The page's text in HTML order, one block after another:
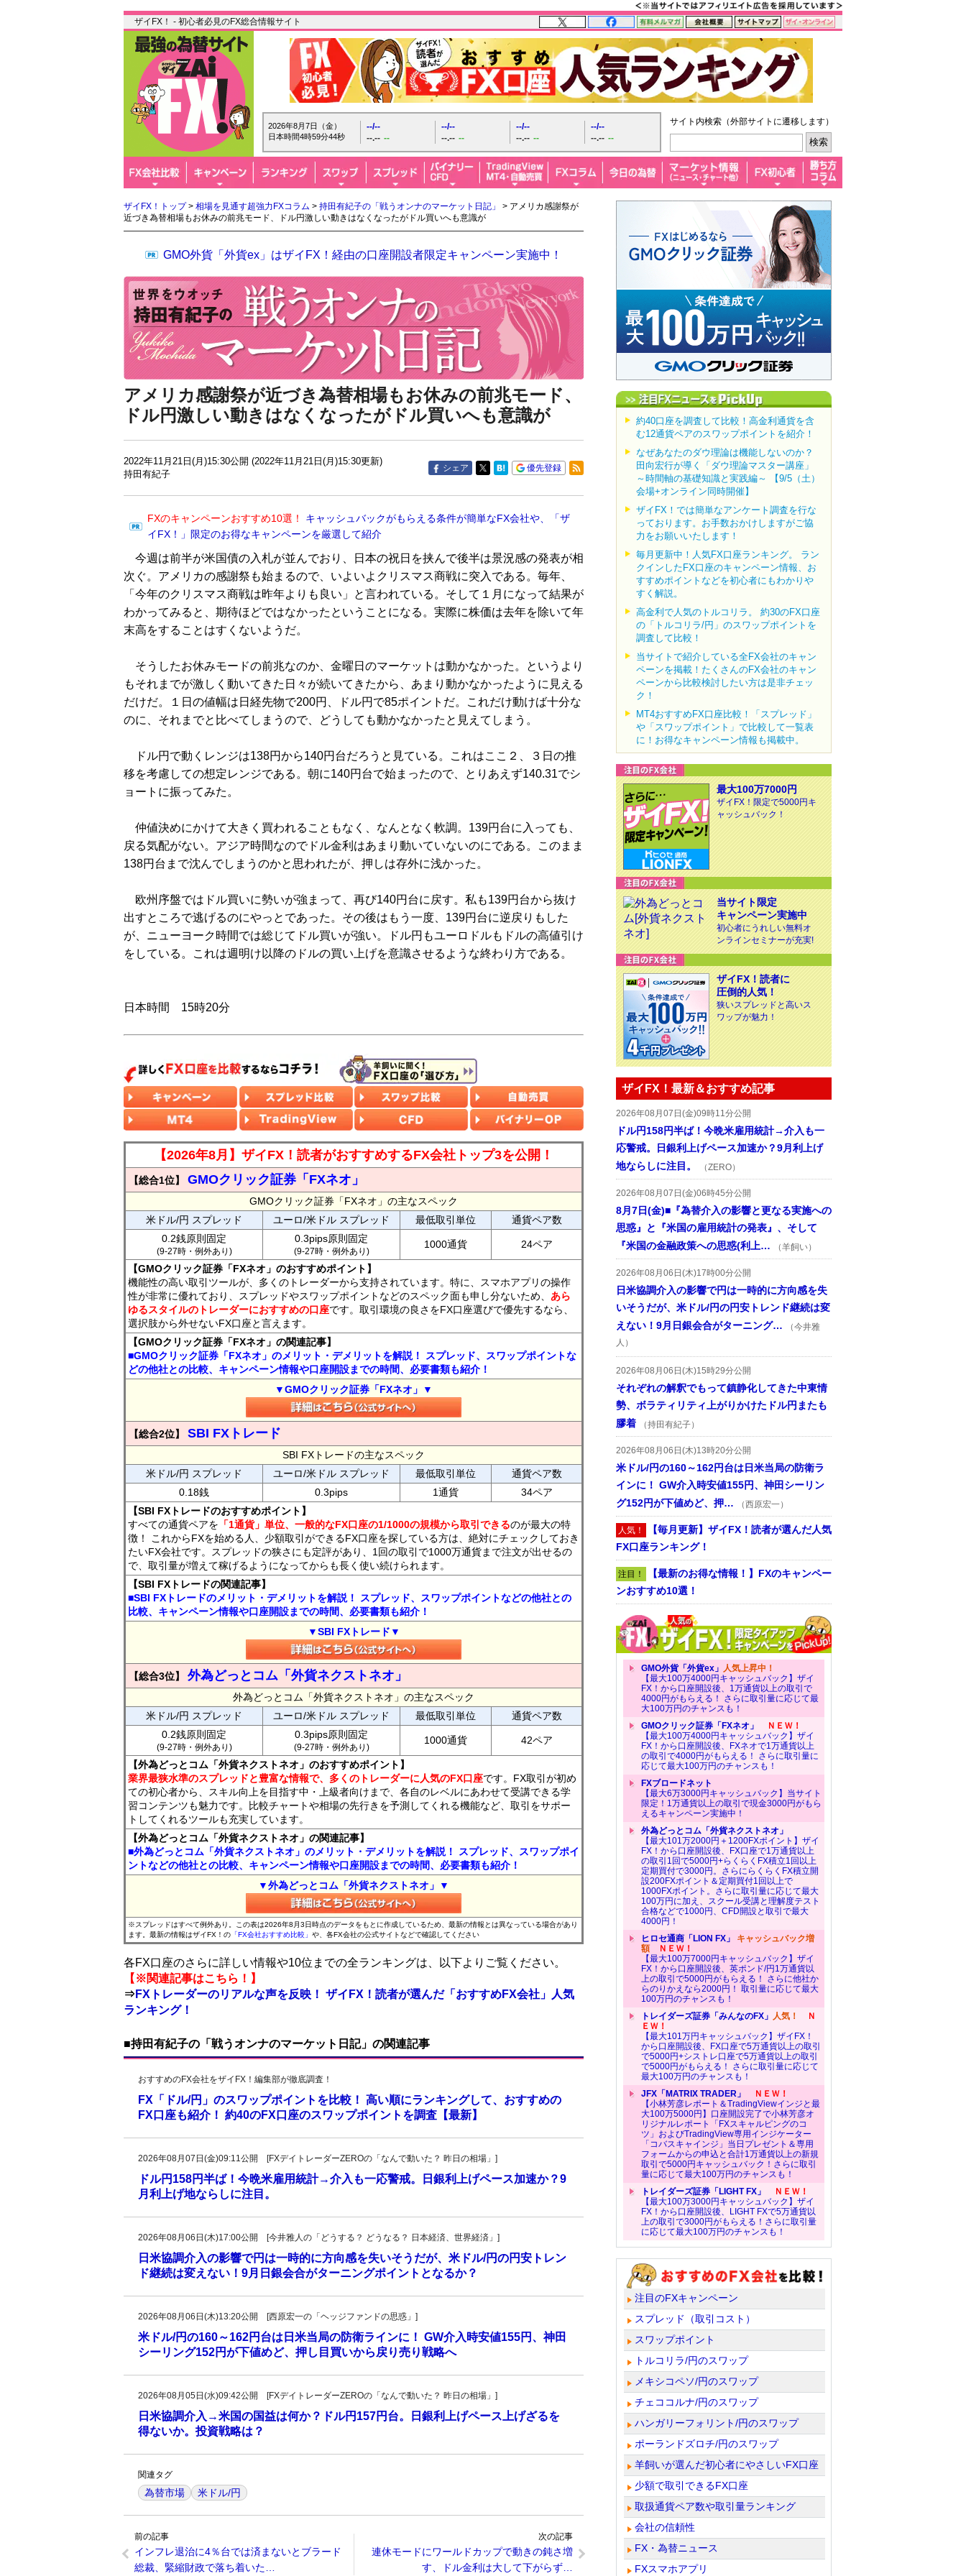
ザイFX！ - 初心者必見のFX総合情報サイト
2026年8月7日（金）
日本時間4時59分45秒
--/--
--.-- --
--/--
--.-- --
--/--
--.-- --
--/--
--.-- --
サイト内検索（外部サイトに遷移します）
ザイFX！トップ> 相場を見通す超強力FXコラム > 持田有紀子の「戦うオンナのマーケット日記」
> アメリカ感謝祭が
近づき為替相場もお休みの前兆モード、ドル円激しい動きはなくなったがドル買いへも意識が
GMO外貨「外貨ex」はザイFX！経由の口座開設者限定キャンペーン実施中！
アメリカ感謝祭が近づき為替相場もお休みの前兆モード、
ドル円激しい動きはなくなったがドル買いへも意識が
2022年11月21日(月)15:30公開 (2022年11月21日(月)15:30更新)
持田有紀子
シェア 優先登録
FXのキャンペーンおすすめ10選！
キャッシュバックがもらえる条件が簡単なFX会社や、「ザ
イFX！」限定のお得なキャンペーンを厳選して紹介
今週は前半が米国債の入札が並んでおり、日本の祝日を挟んで後半は景況感の発表が相
次ぐ。アメリカの感謝祭も始まるので、いよいよクリスマス商戦に突入である。毎年、
「今年のクリスマス商戦は昨年よりも良い」と言われている。そして１月になって結果が
わかってみると、期待ほどではなかったということになる。実際に株価は去年を除いて年
末高をすることはすくないようだ。
そうしたお休みモードの前兆なのか、金曜日のマーケットは動かなかった。というより
もそれまでが激しく動いてきた日々が続いてきたから、あまり動かなかったように見える
だけだ。１日の値幅は日経先物で200円、ドル円で85ポイントだ。これだけ動けば十分な
のに、それまでと比べてしまうので、どうしても動かなかったと見えてしまう。
ドル円で動くレンジは138円から140円台だろうと見ている。これはここ２、３日の推
移を考慮しての想定レンジである。朝に140円台で始まったので、とりあえず140.31でシ
ョートに振ってみた。
仲値決めにかけて大きく買われることもなく、なんとなく軟調。139円台に入っても、
戻る気配がない。アジア時間なのでドル金利はあまり動いていないのにである。このまま
138円台まで沈んでしまうのかと思われたが、押しは存外に浅かった。
欧州序盤ではドル買いに勢いが強まって、再び140円台に戻す。私も139円台から抜け
出すところで逃げるのにやっとであった。その後はもう一度、139円台に逆戻りもした
が、ニューヨーク時間では総じてドル買いが強い。ドル円もユーロドルもドルの高値引け
をしている。これは週明け以降のドルの買い上げを意識させるような終わり方である。
日本時間 15時20分
【2026年8月】ザイFX！読者がおすすめするFX会社トップ3を公開！
【総合1位】 GMOクリック証券「FXネオ」
GMOクリック証券「FXネオ」の主なスペック
米ドル/円 スプレッド
ユーロ/米ドル スプレッド 最低取引単位
通貨ペア数
0.2銭原則固定
(9-27時・例外あり)
0.3pips原則固定
(9-27時・例外あり)
1000通貨 24ペア
【GMOクリック証券「FXネオ」のおすすめポイント】
機能性の高い取引ツールが、多くのトレーダーから支持されています。特に、スマホアプリの操作
性が非常に優れており、スプレッドやスワップポイントなどのスペック面も申し分ないため、 あら
ゆるスタイルのトレーダーにおすすめの口座です。取引環境の良さをFX口座選びで優先するなら、
選択肢から外せないFX口座と言えます。
【GMOクリック証券「FXネオ」の関連記事】
■GMOクリック証券「FXネオ」のメリット・デメリットを解説！ スプレッド、スワップポイントな
どの他社との比較、キャンペーン情報や口座開設までの時間、必要書類も紹介！
▼GMOクリック証券「FXネオ」▼
【総合2位】 SBI FXトレード
SBI FXトレードの主なスペック
米ドル/円 スプレッド
ユーロ/米ドル スプレッド 最低取引単位
通貨ペア数
0.18銭
0.3pips 1通貨
34ペア
【SBI FXトレードのおすすめポイント】
すべての通貨ペアを 「1通貨」単位、一般的なFX口座の1/1000の規模から取引できるのが最大の特
徴！ これからFXを始める人、少額取引ができるFX口座を探している方は、絶対にチェックしておき
たいFX会社です。スプレッドの狭さにも定評があり、1回の取引で1000万通貨まで注文が出せるの
で、取引量が増えて稼げるようになってからも長く使い続けられます。
【SBI FXトレードの関連記事】
■SBI FXトレードのメリット・デメリットを解説！ スプレッド、スワップポイントなどの他社との
比較、キャンペーン情報や口座開設までの時間、必要書類も紹介！
▼SBI FXトレード▼
【総合3位】 外為どっとコム「外貨ネクストネオ」
外為どっとコム「外貨ネクストネオ」の主なスペック
米ドル/円 スプレッド
ユーロ/米ドル スプレッド 最低取引単位
通貨ペア数
0.2銭原則固定
(9-27時・例外あり)
0.3pips原則固定
(9-27時・例外あり)
1000通貨 42ペア
【外為どっとコム「外貨ネクストネオ」のおすすめポイント】
業界最狭水準のスプレッドと豊富な情報で、多くのトレーダーに人気のFX口座です。FX取引が初め
ての初心者から、スキル向上を目指す中・上級者向けまで、各自のレベルにあわせて受講できる学
習コンテンツも魅力です。比較チャートや相場の先行きを予測してくれる機能など、取引をサポー
トしてくれるツールも充実しています。
【外為どっとコム「外貨ネクストネオ」の関連記事】
■外為どっとコム「外貨ネクストネオ」のメリット・デメリットを解説！ スプレッド、スワップポイ
ントなどの他社との比較、キャンペーン情報や口座開設までの時間、必要書類も紹介！
▼外為どっとコム「外貨ネクストネオ」▼
※スプレッドはすべて例外あり。この表は2026年8月3日時点のデータをもとに作成しているため、最新の情報とは異なっている場合があり
ます。最新の情報はザイFX！の 「FX会社おすすめ比較」 や、各FX会社の公式サイトなどで確認してください
各FX口座のさらに詳しい情報や10位までの全ランキングは、以下よりご覧ください。
【※関連記事はこちら！】
⇒FXトレーダーのリアルな声を反映！ ザイFX！読者が選んだ「おすすめFX会社」人気
ランキング！
■持田有紀子の「戦うオンナのマーケット日記」の関連記事
おすすめのFX会社をザイFX！編集部が徹底調査！
FX「ドル/円」のスワップポイントを比較！ 高い順にランキングして、おすすめの
FX口座も紹介！ 約40のFX口座のスワップポイントを調査【最新】
2026年08月07日(金)09:11公開 [FXデイトレーダーZEROの「なんで動いた？ 昨日の相場」]
ドル円158円半ば！今晩米雇用統計→介入も一応警戒。日銀利上げペース加速か？9
月利上げ地ならしに注目。
2026年08月06日(木)17:00公開 [今井雅人の「どうする？ どうなる？ 日本経済、世界経済」]
日米協調介入の影響で円は一時的に方向感を失いそうだが、米ドル/円の円安トレン
ド継続は変えない！9月日銀会合がターニングポイントとなるか？
2026年08月06日(木)13:20公開 [西原宏一の「ヘッジファンドの思惑」]
米ドル/円の160～162円台は日米当局の防衛ラインに！ GW介入時安値155円、神田
シーリング152円が下値めど、押し目買いから戻り売り戦略へ
2026年08月05日(水)09:42公開 [FXデイトレーダーZEROの「なんで動いた？ 昨日の相場」]
日米協調介入→米国の国益は何か？ドル円157円台。日銀利上げペース上げざるを
得ないか。投資戦略は？
関連タグ
為替市場 米ドル/円
前の記事
インフレ退治に4％台では済まないとブラード
総裁、緊縮財政で落ち着いた…
次の記事
連休モードにワールドカップで動きの鈍さ増
す、ドル金利は大して下がらず…
約40口座を調査して比較！高金利通貨を含
む12通貨ペアのスワップポイントを紹介！
なぜあなたのダウ理論は機能しないのか？
田向宏行が導く「ダウ理論マスター講座」
～時間軸の基礎知識と実践編～ 【9/5（土）
会場+オンライン同時開催】
ザイFX！では簡単なアンケート調査を行な
っております。お手数おかけしますがご協
力をお願いいたします！
毎月更新中！人気FX口座ランキング。 ラン
クインしたFX口座のキャンペーン情報、お
すすめポイントなどを初心者にもわかりや
すく解説。
高金利で人気のトルコリラ。 約30のFX口座
の「トルコリラ/円」のスワップポイントを
調査して比較！
当サイトで紹介している全FX会社のキャン
ペーンを掲載！たくさんのFX会社のキャン
ペーンから比較検討したい方は是非チェッ
ク！
MT4おすすめFX口座比較！「スプレッド」
や「スワップポイント」で比較して一覧表
に！お得なキャンペーン情報も掲載中。
最大100万7000円
ザイFX！限定で5000円キ
ャッシュバック！
当サイト限定
キャンペーン実施中
初心者にうれしい無料オ
ンラインセミナーが充実!
ザイFX！読者に
圧倒的人気！
狭いスプレッドと高いス
ワップが魅力！
ザイFX！最新＆おすすめ記事
2026年08月07日(金)09時11分公開
ドル円158円半ば！今晩米雇用統計→介入も一
応警戒。日銀利上げペース加速か？9月利上げ
地ならしに注目。
（ZERO）
2026年08月07日(金)06時45分公開
8月7日(金)■『為替介入の影響と更なる実施への
思惑』と『米国の雇用統計の発表』、そして
『米国の金融政策への思惑(利上…
（羊飼い）
2026年08月06日(木)17時00分公開
日米協調介入の影響で円は一時的に方向感を失
いそうだが、米ドル/円の円安トレンド継続は変
えない！9月日銀会合がターニング…
（今井雅
人）
2026年08月06日(木)15時29分公開
それぞれの解釈でもって鎮静化してきた中東情
勢、ボラティリティ上がりかけたドル円またも
膠着
（持田有紀子）
2026年08月06日(木)13時20分公開
米ドル/円の160～162円台は日米当局の防衛ラ
インに！ GW介入時安値155円、神田シーリン
グ152円が下値めど、押…
（西原宏一）
人気！ 【毎月更新】ザイFX！読者が選んだ人気
FX口座ランキング！
注目！ 【最新のお得な情報！】FXのキャンペー
ンおすすめ10選！
GMO外貨「外貨ex」 人気上昇中！
【最大100万4000円キャッシュバック】ザイ
FX！から口座開設後、1万通貨以上の取引で
4000円がもらえる！ さらに取引量に応じて最
大100万円のチャンスも！
GMOクリック証券「FXネオ」
ＮＥＷ！
【最大100万4000円キャッシュバック】ザイ
FX！から口座開設後、FXネオで1万通貨以上
の取引で4000円がもらえる！ さらに取引量に
応じて最大100万円のチャンスも！
FXブロードネット
【最大6万3000円キャッシュバック】当サイト
限定！1万通貨以上の取引で現金3000円がもら
えるキャンペーン実施中！
外為どっとコム「外貨ネクストネオ」
【最大101万2000円＋1200FXポイント】ザイ
FX！から口座開設後、FX口座で1万通貨以上
の取引1回で5000円+らくらくFX積立1回以上
定期買付で3000円。さらにらくらくFX積立開
設200FXポイント＆定期買付1回以上で
1000FXポイント。さらに取引量に応じて最大
100万円に加え、スクール受講と理解度テスト
合格などで1000円、CFD開設と取引で最大
4000円！
ヒロセ通商「LION FX」 キャッシュバック増
額ＮＥＷ！
【最大100万7000円キャッシュバック】ザイ
FX！から口座開設後、英ポンド/円1万通貨以
上の取引で5000円がもらえる！ さらに他社か
らのりかえなら2000円！ 取引量に応じて最大
100万円のチャンスも！
トレイダーズ証券「みんなのFX」 人気！
Ｎ
ＥＷ！
【最大101万円キャッシュバック】ザイFX！
から口座開設後、FX口座で5万通貨以上の取引
で5000円+シストレ口座で5万通貨以上の取引
で5000円がもらえる！ さらに取引量に応じて
最大100万円のチャンスも！
JFX「MATRIX TRADER」
ＮＥＷ！
【小林芳彦レポート＆TradingViewインジと最
大100万5000円】口座開設完了で小林芳彦オ
リジナルレポート「FXスキャルピングのコ
ツ」およびTradingView専用インジケーター
「コバスキャインジ」当日プレゼント＆専用
フォームからの申込と合計1万通貨以上の新規
取引で5000円キャッシュバック！さらに取引
量に応じて最大100万円のチャンスも！
トレイダーズ証券「LIGHT FX」
ＮＥＷ！
【最大100万3000円キャッシュバック】ザイ
FX！から口座開設後、LIGHT FXで5万通貨以
上の取引で3000円がもらえる！さらに取引量
に応じて最大100万円のチャンスも！
注目のFXキャンペーン
スプレッド（取引コスト）
スワップポイント
トルコリラ/円のスワップ
メキシコペソ/円のスワップ
チェココルナ/円のスワップ
ハンガリーフォリント/円のスワップ
ポーランドズロチ/円のスワップ
羊飼いが選んだ初心者にやさしいFX口座
少額で取引できるFX口座
取扱通貨ペア数や取引量ランキング
会社の信頼性
FX・為替ニュース
FXスマホアプリ